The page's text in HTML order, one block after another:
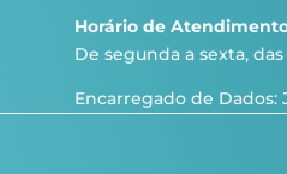
Horário de
De segunda a sexta, das
Encarregado de Dados: